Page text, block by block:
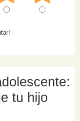
tu hijo